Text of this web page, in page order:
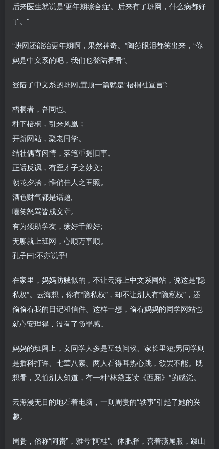
后来医生就说是‘更年期综合症‘。后来有了班网，什么病都好
了。”
“班网还能治更年期啊，果然神奇。”陶莎眼泪都笑出来，“你
妈是中文系的吧，我们也登陆看看”。
登陆了中文系的班网,置顶一篇就是“梧桐社宣言”:
梧桐者，吾同也。
种下梧桐，引来凤凰；
开新网站，聚老同学。
结社偶寄闲情，落笔重提旧事。
正话反讽，有歪才子之妙文;
朝花夕拾，惟俏佳人之玉照。
酒色财气都是话题,
嘻笑怒骂皆成文章。
有为须助学友，缘好千般好;
无聊就上班网，心顺万事顺。
孔子曰:不亦说乎!
在家里，妈妈防贼似的，不让云海上中文系网站，说这是“隐
私权”。云海想，你有“隐私权”，却不让别人有“隐私权”，还
偷偷看我的日记和信件。这样一想，偷看妈妈的同学网站也
就心安理得，没有了负罪感。
妈妈的班网上，女同学大多是互致问候、家长里短;男同学则
是插科打诨、七荤八素。两人看得耳热心跳，欲罢不能。既
想看，又怕别人知道，有一种“林黛玉读《西厢》”的感觉。
云海漫无目的地看着电脑，一则周贵的“轶事”引起了她的兴
趣。
周贵，俗称“阿贵”，雅号“阿桂”。体肥胖，喜着燕尾服，跋山